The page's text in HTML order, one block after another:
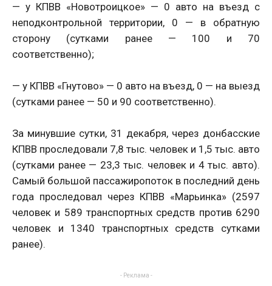
— у КПВВ «Новотроицкое» — 0 авто на въезд с
неподконтрольной территории, 0 — в обратную
сторону (сутками ранее — 100 и 70
соответственно);
— у КПВВ «Гнутово» — 0 авто на въезд, 0 — на выезд
(сутками ранее — 50 и 90 соответственно).
За минувшие сутки, 31 декабря, через донбасские
КПВВ проследовали 7,8 тыс. человек и 1,5 тыс. авто
(сутками ранее — 23,3 тыс. человек и 4 тыс. авто).
Самый большой пассажиропоток в последний день
года проследовал через КПВВ «Марьинка» (2597
человек и 589 транспортных средств против 6290
человек и 1340 транспортных средств сутками
ранее).
- Реклама -